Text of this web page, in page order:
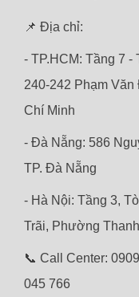
📌 Địa chỉ:
- TP.HCM: Tầng 7
240-242 Phạm
Chí Minh
- Đà Nẵng: 586
TP. Đà Nẵng
- Hà Nội: Tầng 3,
Trãi, Phường
📞 Call Center:
045 766